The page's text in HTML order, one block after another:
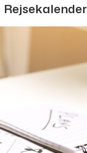
Rejsekalender